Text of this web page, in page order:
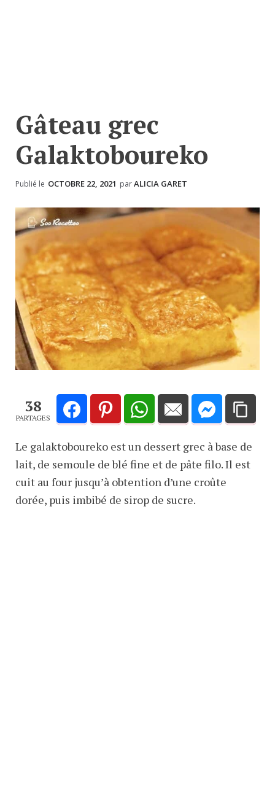
Gâteau grec
Galaktoboureko
Publié le OCTOBRE 22, 2021 parALICIA GARET
38
PARTAGES
Le galaktoboureko est un dessert grec à base de
lait, de semoule de blé fine et de pâte filo. Il est
cuit au four jusqu’à obtention d’une croûte
dorée, puis imbibé de sirop de sucre.